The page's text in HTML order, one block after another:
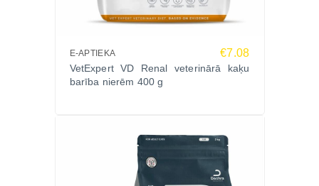
E-APTIEKA €7.08
VetExpert VD Renal veterinārā kaķu
barība nierēm 400 g